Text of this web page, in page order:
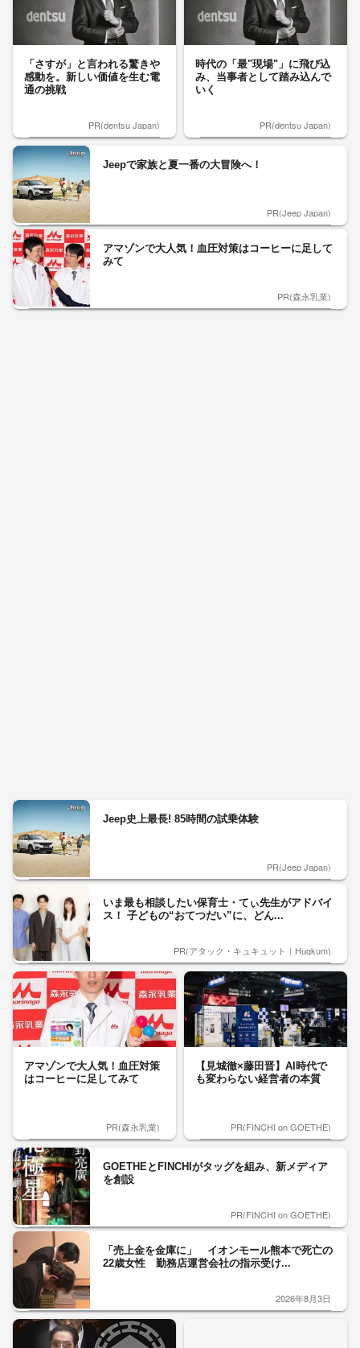
「さすが」と言われる驚きや
感動を。新しい価値を生む電
通の挑戦
PR(dentsu Japan)
時代の「最"現場"」に飛び込
み、当事者として踏み込んで
いく
PR(dentsu Japan)
Jeepで家族と夏一番の大冒険へ！
PR(Jeep Japan)
アマゾンで大人気！血圧対策はコーヒーに足して
みて
PR(森永乳業)
Jeep史上最長! 85時間の試乗体験
PR(Jeep Japan)
いま最も相談したい保育士・てぃ先生がアドバイ
ス！ 子どもの“おてつだい”に、どん...
PR(アタック・キュキュット｜Hugkum)
アマゾンで大人気！血圧対策
はコーヒーに足してみて
PR(森永乳業)
【見城徹×藤田晋】AI時代で
も変わらない経営者の本質
PR(FINCHI on GOETHE)
GOETHEとFINCHIがタッグを組み、新メディア
を創設
PR(FINCHI on GOETHE)
「売上金を金庫に」 イオンモール熊本で死亡の
22歳女性 勤務店運営会社の指示受け...
2026年8月3日